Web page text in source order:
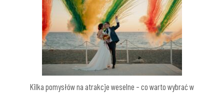
Kilka pomysłów na atrakcje weselne – co warto wybrać w